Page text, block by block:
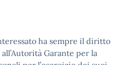
ha sempre il diritto
Garante per la